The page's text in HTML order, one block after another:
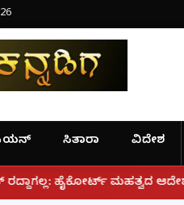
ಸಿತಾರಾ ವಿದೇಶ
ಆದೇಶ | ಫೋನ್